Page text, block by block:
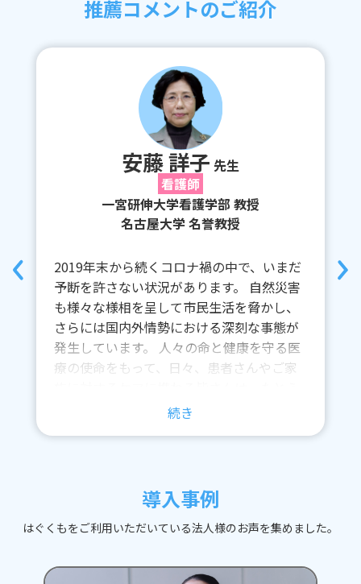
推薦コメントのご紹介
安藤 詳子 先生
看護師
一宮研伸大学看護学部 教授
名古屋大学 名誉教授
2019年末から続くコロナ禍の中で、いまだ
予断を許さない状況があります。
自然災害
も様々な様相を呈して市民生活を脅かし、
さらには国内外情勢における深刻な事態が
発生しています。
人々の命と健康を守る医
療の使命をもって、日々、患者さんやご家
想定外のことが起こっても、最善の判断力
ば、ケアの実践が鈍ることもあります。
今、ケアの日々の中でフッと、そんな自分
の置かれている状況に気づくこともあるで
整しつつ、ナースタディで気軽に学ぶ機会
導入事例
はぐくもをご利用いただいている法人様のお声を集めました。